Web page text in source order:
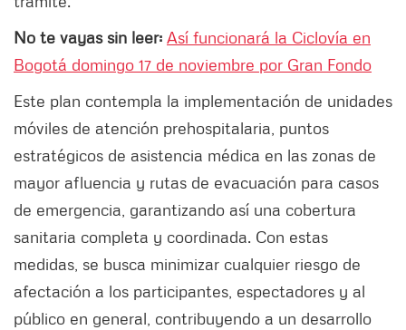
No te vayas sin leer: Así funcionará la Ciclovía en
Bogotá domingo 17 de noviembre por Gran Fondo
Este plan contempla la implementación de unidades
móviles de atención prehospitalaria, puntos
estratégicos de asistencia médica en las zonas de
mayor afluencia y rutas de evacuación para casos
de emergencia, garantizando así una cobertura
sanitaria completa y coordinada. Con estas
medidas, se busca minimizar cualquier riesgo de
afectación a los participantes, espectadores y al
público en general, contribuyendo a un desarrollo